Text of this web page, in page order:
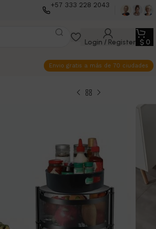
+57 333 228 2043
Login / Register $ 0
Envio gratis a más de 70 ciudades
en un solo mueble